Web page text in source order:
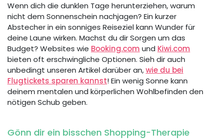
Wenn dich die dunklen Tage herunterziehen, warum
nicht dem Sonnenschein nachjagen? Ein kurzer
Abstecher in ein sonniges Reiseziel kann Wunder für
deine Laune wirken. Machst du dir Sorgen um das
Budget? Websites wie Booking.com und Kiwi.com
bieten oft erschwingliche Optionen. Sieh dir auch
unbedingt unseren Artikel darüber an,wie du bei
Flugtickets sparen kannst! Ein wenig Sonne kann
deinem mentalen und körperlichen Wohlbefinden den
nötigen Schub geben.
Gönn dir ein bisschen Shopping-Therapie